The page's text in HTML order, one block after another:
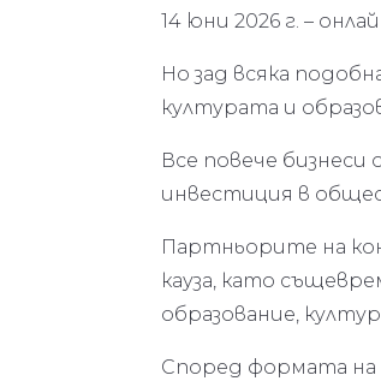
14 юни 2026 г. –
Но зад всяка
културата и
Все повече
инвестиция в
Партньорите на
кауза, като
образование,
Според формата на